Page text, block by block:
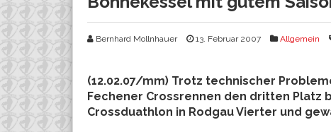
Bernhard Mollnhauer 13. Februar 2007 Allgemein
(12.02.07/mm) Trotz technischer
Fechener Crossrennen den dritten Platz
Crossduathlon in Rodgau Vierter und